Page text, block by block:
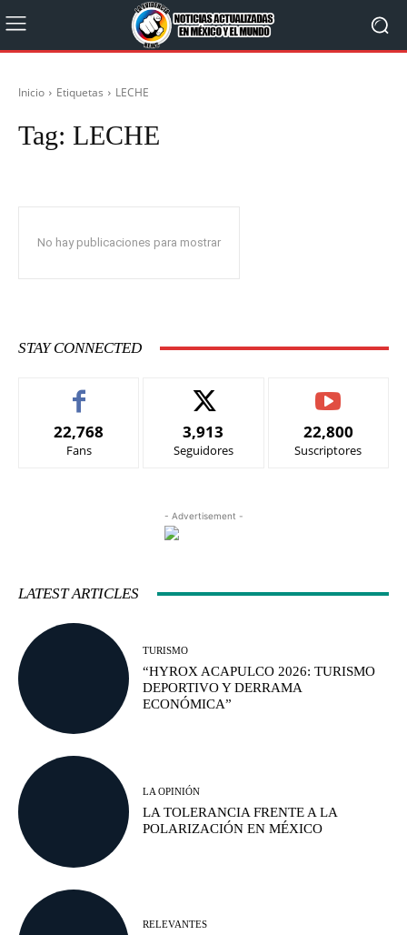
Inicio Etiquetas LECHE
Tag: LECHE
No hay publicaciones para mostrar
STAY CONNECTED
22,768
Fans
3,913
Seguidores
22,800
Suscriptores
- Advertisement -
LATEST ARTICLES
TURISMO
“HYROX ACAPULCO 2026: TURISMO
DEPORTIVO Y DERRAMA
ECONÓMICA”
LA OPINIÓN
LA TOLERANCIA FRENTE A LA
POLARIZACIÓN EN MÉXICO
RELEVANTES